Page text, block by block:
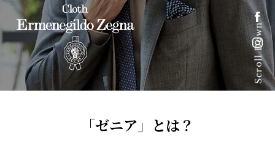
「ゼニア」とは？